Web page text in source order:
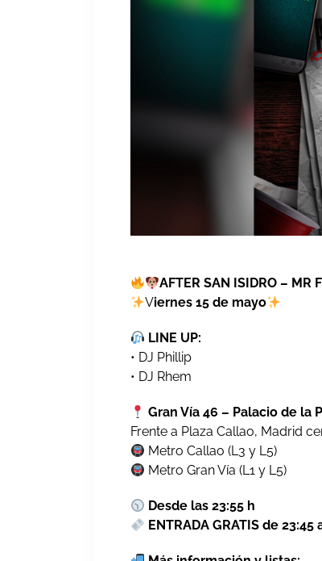
AFTER SAN ISIDRO – MR
Viernes 15 de mayo
LINE UP:
• DJ Phillip
• DJ Rhem
Gran Vía 46 – Palacio de la
Frente a Plaza Callao, Madrid
Metro Callao (L3 y L5)
Metro Gran Vía (L1 y L5)
Desde las 23:55 h
ENTRADA GRATIS de 23:45